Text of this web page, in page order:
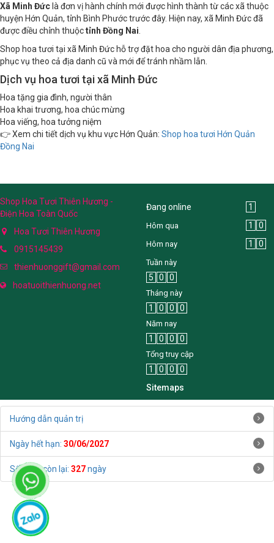
Xã Minh Đứclà đơn vị hành chính mới được hình thành từ các xã thuộc
huyện Hớn Quản, tỉnh Bình Phước trước đây. Hiện nay, xã Minh Đức đã
được điều chỉnh thuộctỉnh Đồng Nai
Shop hoa tươi tại xã Minh Đức hỗ trợ đặt hoa cho người dân địa phương,
phục vụ theo cả địa danh cũ và mới để tránh nhầm lẫn.
Dịch vụ hoa tươi tại xã Minh Đức
Hoa tặng gia đình, người thân
Hoa khai trương, hoa chúc mừng
Hoa viếng, hoa tưởng niệm
👉 Xem chi tiết dịch vụ khu vực Hớn Quản: Shop hoa tươi Hớn Quản
Đồng Nai
Shop Hoa Tươi Thiên Hương -
Điện Hoa Toàn Quốc
Hoa Tươi Thiên Hương
0915145439
thienhuonggift@gmail.com
hoatuoithienhuong.net
Đang online 1
Hôm qua 1 0
Hôm nay 1 0
Tuần này
5 0 0
Tháng này
1 0 0 0
Năm nay
1 0 0 0
Tổng truy cập
1 0 0
0
Sitemaps
Hướng dẫn quản trị
Ngày hết hạn: 30/06/2027
Số ngày còn lại: 327ngày